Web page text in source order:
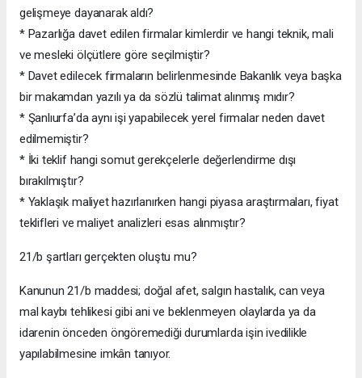
gelişmeye dayanarak aldı?
* Pazarlığa davet edilen firmalar kimlerdir ve hangi teknik, mali
ve mesleki ölçütlere göre seçilmiştir?
* Davet edilecek firmaların belirlenmesinde Bakanlık veya başka
bir makamdan yazılı ya da sözlü talimat alınmış mıdır?
* Şanlıurfa’da aynı işi yapabilecek yerel firmalar neden davet
edilmemiştir?
* İki teklif hangi somut gerekçelerle değerlendirme dışı
bırakılmıştır?
* Yaklaşık maliyet hazırlanırken hangi piyasa araştırmaları, fiyat
teklifleri ve maliyet analizleri esas alınmıştır?
21/b şartları gerçekten oluştu mu?
Kanunun 21/b maddesi; doğal afet, salgın hastalık, can veya
mal kaybı tehlikesi gibi ani ve beklenmeyen olaylarda ya da
idarenin önceden öngöremediği durumlarda işin ivedilikle
yapılabilmesine imkân tanıyor.